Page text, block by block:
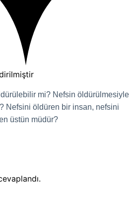
mi? Nefsin öldürülmesiyle
Nefsini öldüren bir insan, nefsini
üstün müdür?